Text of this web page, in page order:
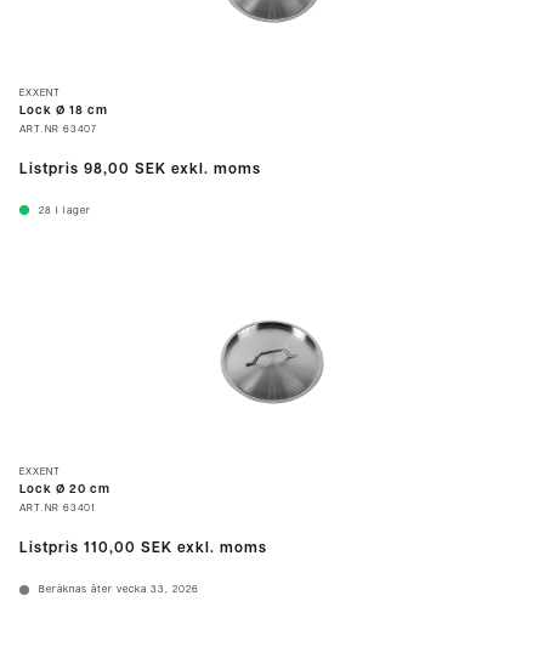
EXXENT
Lock Ø 18 cm
ART.NR 63407
Listpris 98,00 SEK exkl. moms
28 I lager
EXXENT
Lock Ø 20 cm
ART.NR 63401
Listpris 110,00 SEK exkl. moms
Beräknas åter vecka 33, 2026